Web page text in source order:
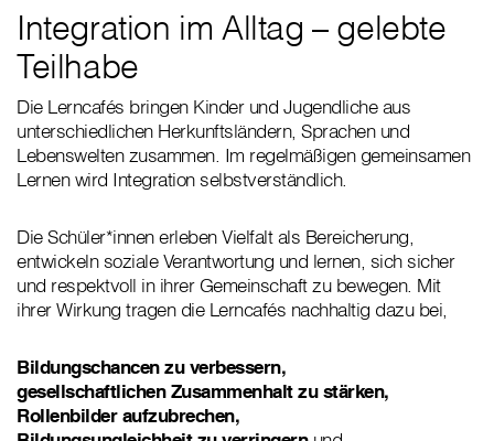
Integration im Alltag – gelebte
Teilhabe
Die Lerncafés bringen Kinder und Jugendliche aus
unterschiedlichen Herkunftsländern, Sprachen und
Lebenswelten zusammen. Im regelmäßigen gemeinsamen
Lernen wird Integration selbstverständlich.
Die Schüler*innen erleben Vielfalt als Bereicherung,
entwickeln soziale Verantwortung und lernen, sich sicher
und respektvoll in ihrer Gemeinschaft zu bewegen. Mit
ihrer Wirkung tragen die Lerncafés nachhaltig dazu bei,
Bildungschancen zu verbessern,
gesellschaftlichen Zusammenhalt zu stärken,
Rollenbilder aufzubrechen,